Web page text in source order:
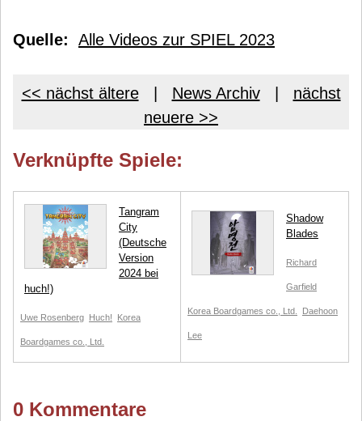
Quelle: Alle Videos zur SPIEL 2023
<< nächst ältere| News Archiv| nächst
neuere >>
Verknüpfte Spiele:
Tangram
City
(Deutsche
Version
2024 bei
huch!)
Uwe Rosenberg Huch! Korea
Boardgames co., Ltd.
Shadow
Blades
Richard
Garfield
Korea Boardgames co., Ltd. Daehoon
Lee
0 Kommentare